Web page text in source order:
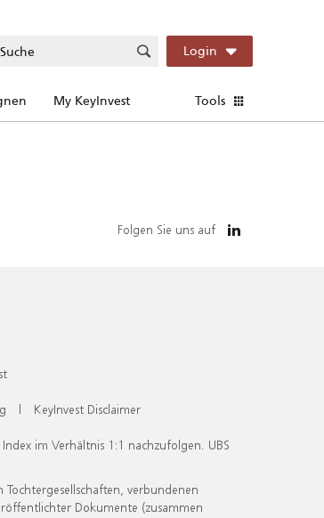
Login
My KeyInvest Tools
Folgen Sie uns auf
| KeyInvest Disclaimer
im Verhältnis 1:1 nachzufolgen. UBS
verbundenen
Dokumente (zusammen